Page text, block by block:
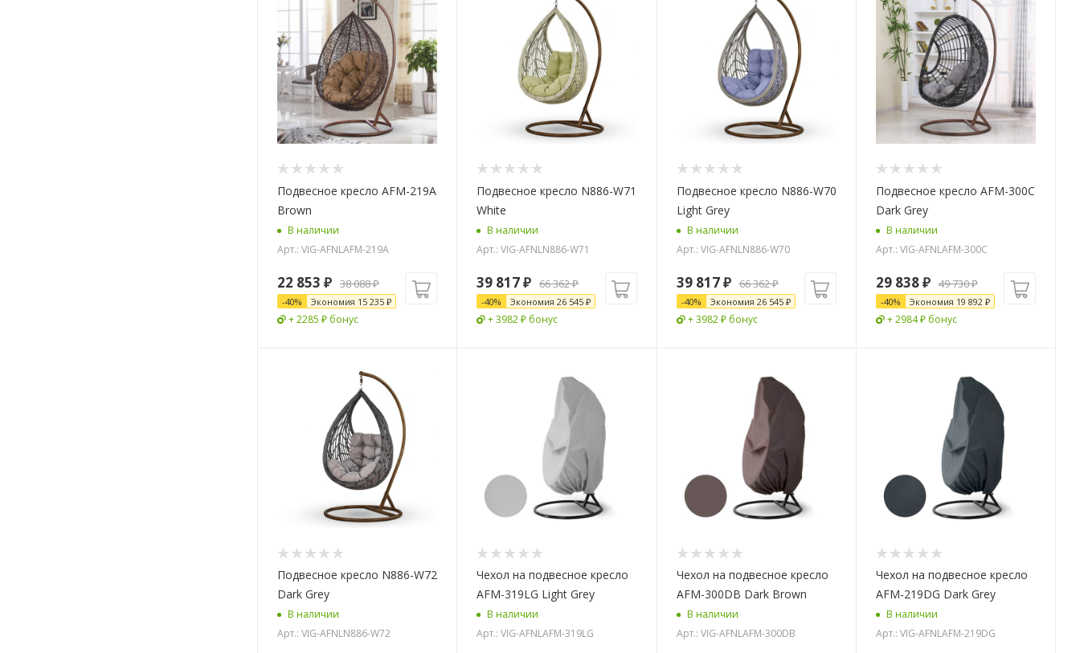
Подвесное кресло AFM-219A
Brown
В наличии
Арт.: VIG-AFNLAFM-219A
22 853 ₽ 38 088₽
-40% Экономия 15 235 ₽
+ 2285 ₽ бонус
Подвесное кресло N886-W71
White
В наличии
Арт.: VIG-AFNLN886-W71
39 817₽ 66 362₽
-40% Экономия 26 545 ₽
+ 3982 ₽ бонус
Подвесное кресло N886-W70
Light Grey
В наличии
Арт.: VIG-AFNLN886-W70
39 817₽ 66 362₽
-40% Экономия 26 545₽
+ 3982 ₽ бонус
Подвесное кресло AFM-300C
Dark Grey
В наличии
Арт.: VIG-AFNLAFM-300C
29 838₽ 49 730₽
-40% Экономия 19 892 ₽
+ 2984 ₽ бонус
Подвесное кресло N886-W72
Dark Grey
В наличии
Арт.: VIG-AFNLN886-W72
Чехол на подвесное кресло
AFM-319LG Light Grey
В наличии
Арт.: VIG-AFNLAFM-319LG
Чехол на подвесное кресло
AFM-300DB Dark Brown
В наличии
Арт.: VIG-AFNLAFM-300DB
Чехол на подвесное кресло
AFM-219DG Dark Grey
В наличии
Арт.: VIG-AFNLAFM-219DG